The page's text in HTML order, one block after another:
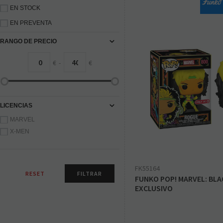
EN STOCK
EN PREVENTA
RANGO DE PRECIO
€ - €
LICENCIAS
MARVEL
X-MEN
FK55164
FUNKO POP! MARVEL:
EXCLUSIVO